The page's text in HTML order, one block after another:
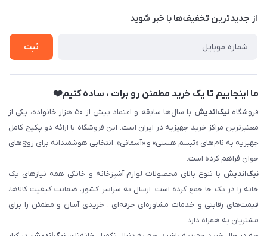
فروش‌اقساطی
از جدید‌ترین تخفیف‌ها با‌ خبر شوید
ثبت
ما اینجاییم تا یک خرید مطمئن رو برات ، ساده کنیم❤️
فروشگاهنیک‌اندیش
با سال‌ها سابقه و اعتماد بیش از ۵۰ هزار خانواده، یکی از
معتبرترین مراکز خرید جهیزیه در ایران است. این فروشگاه با ارائه دو پکیج کامل
جهیزیه به نام‌های «تبسم هستی» و «آسمانی»، انتخابی هوشمندانه برای زوج‌های
جوان فراهم کرده است.
نیک‌اندیش با تنوع بالای محصولات لوازم آشپزخانه و خانگی همه نیازهای یک
خانه را در یک جا جمع کرده است. ارسال به سراسر کشور، ضمانت کیفیت کالاها،
قیمت‌های رقابتی و خدمات مشاوره‌ای حرفه‌ای ، خریدی آسان و مطمئن را برای
مشتریان به همراه دارد.